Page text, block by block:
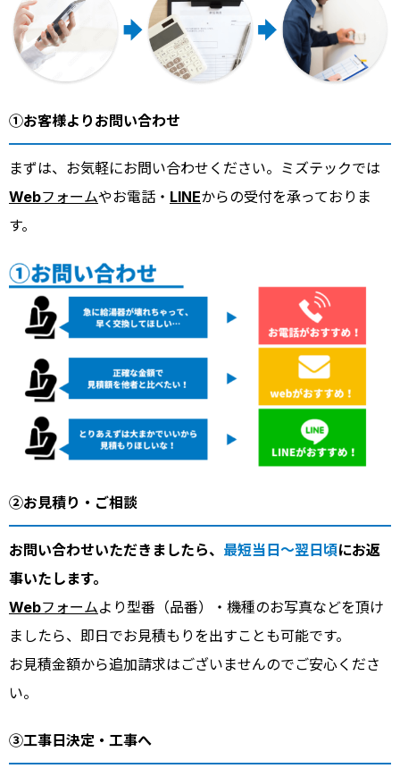
①お客様よりお問い合わせ
まずは、お気軽にお問い合わせください。ミズテックでは
Webフォームやお電話・ LINEからの受付を承っておりま
す。
②お見積り・ご相談
お問い合わせいただきましたら、 最短当日～翌日頃にお返
事いたします。
Webフォームより型番（品番）・機種のお写真などを頂け
ましたら、即日でお見積もりを出すことも可能です。
お見積金額から追加請求はございませんのでご安心くださ
い。
③工事日決定・工事へ